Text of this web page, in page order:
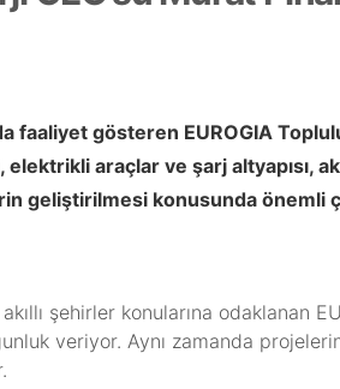
gösteren EUROGIA
araçlar ve şarj altyapısı,
geliştirilmesi konusunda önemli
şehirler konularına odaklanan
veriyor. Aynı zamanda